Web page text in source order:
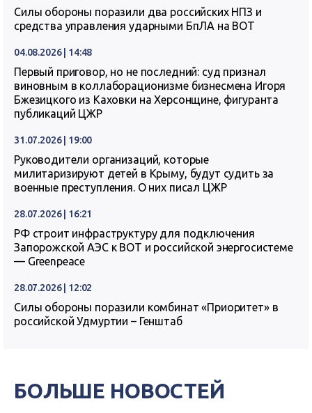
Силы обороны поразили два российских НПЗ и
средства управления ударными БпЛА на ВОТ
04.08.2026 | 14:48
Первый приговор, но не последний: суд признал
виновным в коллаборационизме бизнесмена Игоря
Бжезицкого из Каховки на Херсонщине, фигуранта
публикаций ЦЖР
31.07.2026 | 19:00
Руководители организаций, которые
милитаризируют детей в Крыму, будут судить за
военные преступления. О них писал ЦЖР
28.07.2026 | 16:21
РФ строит инфраструктуру для подключения
Запорожской АЭС к ВОТ и российской энергосистеме
— Greenpeace
28.07.2026 | 12:02
Силы обороны поразили комбинат «Приоритет» в
российской Удмуртии – Генштаб
БОЛЬШЕ НОВОСТЕЙ